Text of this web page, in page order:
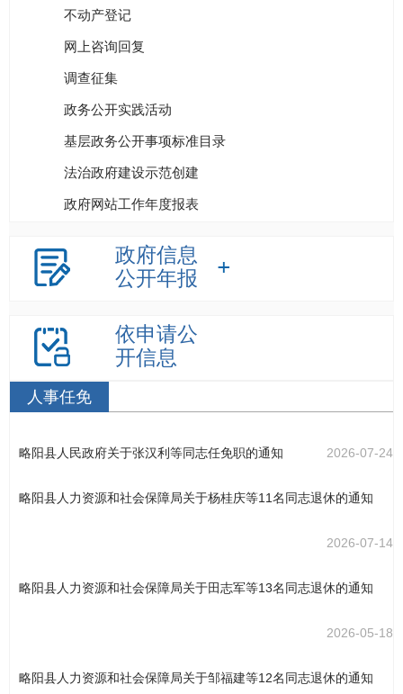
不动产登记
网上咨询回复
调查征集
政务公开实践活动
基层政务公开事项标准目录
法治政府建设示范创建
政府网站工作年度报表
政府信息
公开年报
依申请公
开信息
人事任免
略阳县人民政府关于张汉利等同志任免职的通知 2026-07-24
略阳县人力资源和社会保障局关于杨桂庆等11名同志退休的通知
2026-07-14
略阳县人力资源和社会保障局关于田志军等13名同志退休的通知
2026-05-18
略阳县人力资源和社会保障局关于邹福建等12名同志退休的通知